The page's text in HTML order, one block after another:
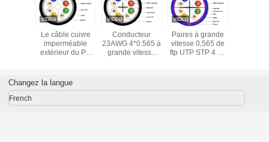
Le câble cuivre
imperméable
extérieur du PE
de Lan Cable
UTP 24AWG
Conducteur
23AWG 4*0.565 à
grande vitesse
Cat6 de PE
Paires à grande
vitesse 0,565 de
ftp UTP STP 4 de
d'en cuivre
23AWG
Changez la langue
French